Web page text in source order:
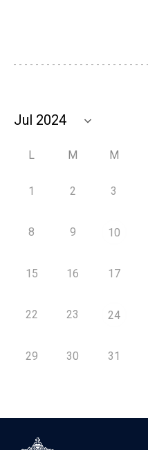
L M M
1 2 3
8 9 10
15 16 17
22 23 24
29 30 31